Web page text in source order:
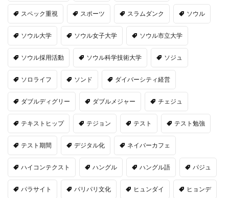
スペック重視 スポーツ スラムダンク ソウル
ソウル大学 ソウル女子大学 ソウル市立大学
ソウル採用活動 ソウル科学技術大学 ソジュ
ソロライフ ソンド ダイバーシティ経営
ダブルディグリー ダブルメジャー チェジュ
テキストヒップ テジョン テスト テスト勉強
テスト期間 デジタル化 ネイバーカフェ
ハイコンテクスト ハングル ハングル語 パジュ
パラサイト パリパリ文化 ヒュンダイ ヒョンデ